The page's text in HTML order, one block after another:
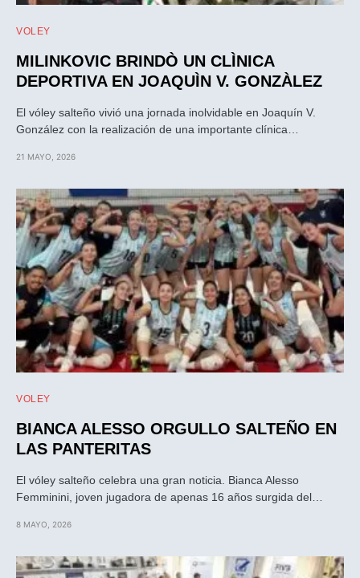
VOLEY
MILINKOVIC BRINDÒ UN CLÌNICA
DEPORTIVA EN JOAQUÌN V. GONZÀLEZ
El vóley salteño vivió una jornada inolvidable en Joaquín V.
González con la realización de una importante clínica…
21 MAYO, 2026
VOLEY
BIANCA ALESSO ORGULLO SALTEÑO EN
LAS PANTERITAS
El vóley salteño celebra una gran noticia. Bianca Alesso
Femminini, joven jugadora de apenas 16 años surgida del…
8 MAYO, 2026